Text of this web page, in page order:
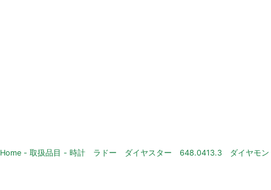
Home - 取扱品目 - 時計 ラドー ダイヤスター 648.0413.3 ダイヤモ